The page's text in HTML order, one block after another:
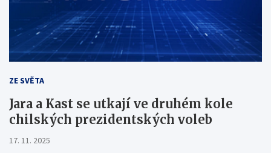
ZE SVĚTA
Jara a Kast se utkají ve druhém kole
chilských prezidentských voleb
17. 11. 2025